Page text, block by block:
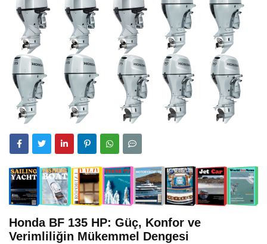
Honda BF 135 HP: Güç, Konfor ve
Verimliliğin Mükemmel Dengesi